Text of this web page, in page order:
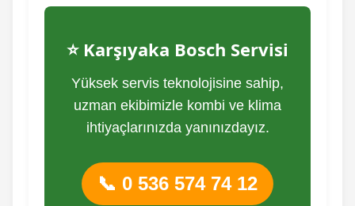
⭐ Karşıyaka Bosch Servisi
Yüksek servis teknolojisine sahip,
uzman ekibimizle kombi ve klima
ihtiyaçlarınızda yanınızdayız.
📞 0 536 574 74 12